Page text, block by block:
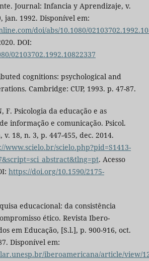
Journal: Infancia y Aprendizaje, v.
jan. 1992. Disponível em:
doi/abs/10.1080/
DOI:
02103702.1992.10822337
cognitions: psychological and
Cambridge: CUP, 1993. p. 47-87.
F. Psicologia da educação e as
informação e comunicação. Psicol.
v. 18, n. 3, p. 447-455, dec. 2014.
www.scielo.br/scielo.php?pid=S1413-
. Acesso
https://doi.org/10.1590/2175-
educacional: da consistência
ético. Revista Ibero-
em Educação, [S.l.], p. 900-916, oct.
Disponível em:
iberoamericana/article/view/